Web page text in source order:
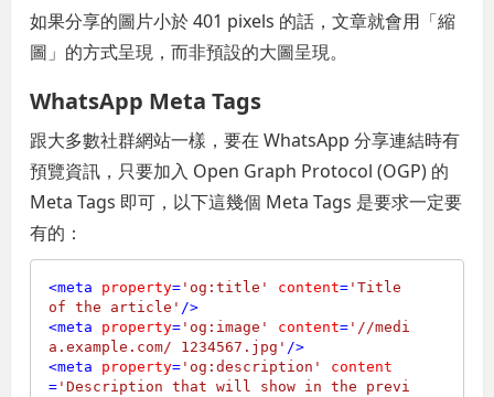
如果分享的圖片小於 401 pixels 的話，文章就會用「縮
圖」的方式呈現，而非預設的大圖呈現。
WhatsApp Meta Tags
跟大多數社群網站一樣，要在 WhatsApp 分享連結時有
預覽資訊，只要加入 Open Graph Protocol (OGP) 的
Meta Tags 即可，以下這幾個 Meta Tags 是要求一定要
有的：
<meta property= 'og:title' content= 'Title
of the article' />
<meta property= 'og:image' content= '//medi
a.example.com/ 1234567.jpg' />
<meta property= 'og:description'
content
= 'Description that will show in the previ